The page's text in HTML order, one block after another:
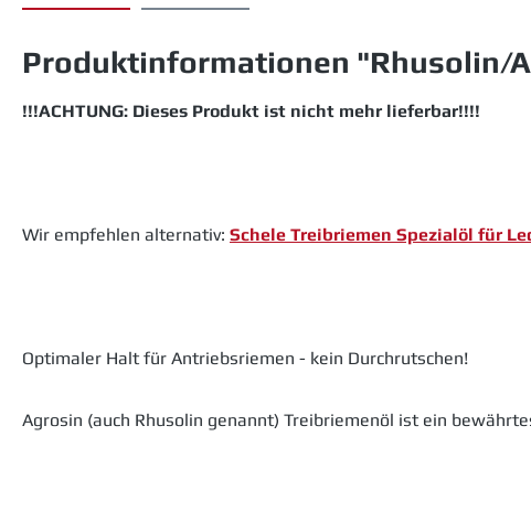
Produktinformationen "Rhusolin/
!!!ACHTUNG: Dieses Produkt ist nicht mehr lieferbar!!!!
Wir empfehlen alternativ: Schele Treibriemen Spezialöl für
Optimaler Halt für Antriebsriemen - kein Durchrutschen!
Agrosin (auch Rhusolin genannt) Treibriemenöl ist ein